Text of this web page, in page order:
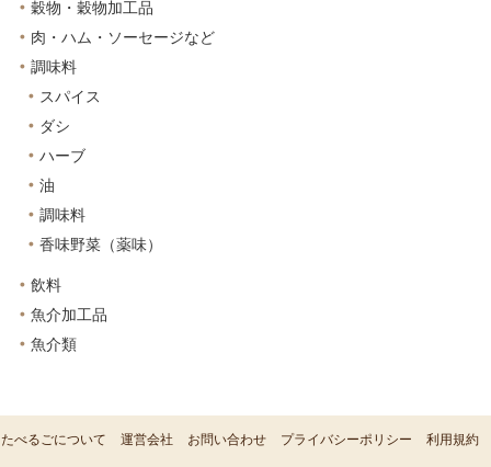
穀物・穀物加工品
肉・ハム・ソーセージなど
調味料
スパイス
ダシ
ハーブ
油
調味料
香味野菜（薬味）
飲料
魚介加工品
魚介類
たべるごについて 運営会社 お問い合わせ プライバシーポリシー 利用規約